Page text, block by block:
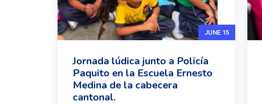
JUNE 15
Jornada lúdica junto a Policía
Paquito en la Escuela Ernesto
Medina de la cabecera
cantonal.